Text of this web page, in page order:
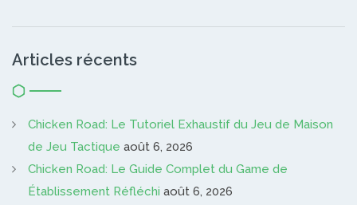
Articles récents
Chicken Road: Le Tutoriel Exhaustif du Jeu de Maison
de Jeu Tactique août 6, 2026
Chicken Road: Le Guide Complet du Game de
Établissement Réfléchi août 6, 2026